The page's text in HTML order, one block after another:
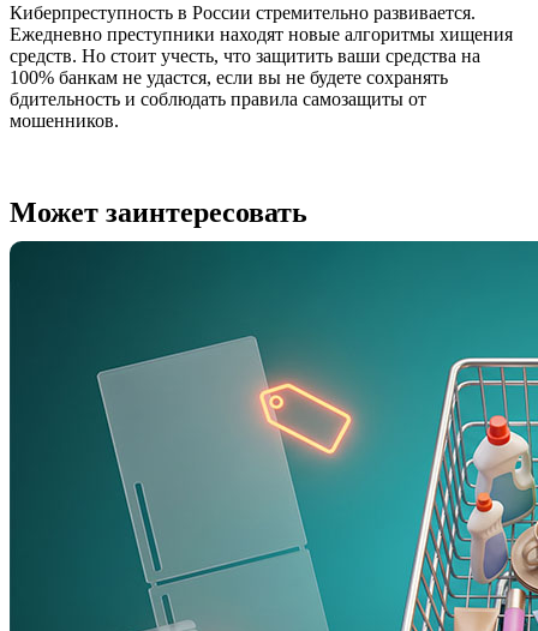
Киберпреступность в России стремительно развивается.
Ежедневно преступники находят новые алгоритмы хищения
средств. Но стоит учесть, что защитить ваши средства на
100% банкам не удастся, если вы не будете сохранять
бдительность и соблюдать правила самозащиты от
мошенников.
Может заинтересовать